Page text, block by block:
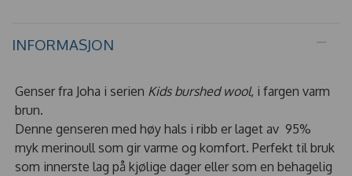
INFORMASJON
Genser fra Joha i serien Kids burshed wool, i fargen varm
brun.
Denne genseren med høy hals i ribb er laget av 95%
myk merinoull som gir varme og komfort. Perfekt til bruk
som innerste lag på kjølige dager eller som en behagelig